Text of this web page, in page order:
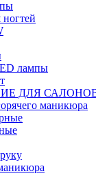
лампы
ДЛЯ
маникюра